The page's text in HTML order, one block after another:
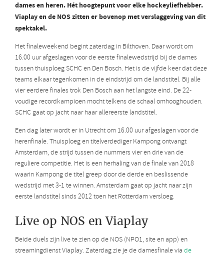
dames en heren. Hét hoogtepunt voor elke hockeyliefhebber.
Viaplay en de NOS zitten er bovenop met verslaggeving van dit
spektakel.
Het finaleweekend begint zaterdag in Bilthoven. Daar wordt om
16.00 uur afgeslagen voor de eerste finalewedstrijd bij de dames
tussen thuisploeg SCHC en Den Bosch. Het is de vijfde keer dat deze
teams elkaar tegenkomen in de eindstrijd om de landstitel. Bij alle
vier eerdere finales trok Den Bosch aan het langste eind. De 22-
voudige recordkampioen mocht telkens de schaal omhooghouden.
SCHC gaat op jacht naar haar allereerste landstitel.
Een dag later wordt er in Utrecht om 16.00 uur afgeslagen voor de
herenfinale. Thuisploeg en titelverdediger Kampong ontvangt
Amsterdam, de strijd tussen de nummers vier en drie van de
reguliere competitie. Het is een herhaling van de finale van 2018
waarin Kampong de titel greep door de derde en beslissende
wedstrijd met 3-1 te winnen. Amsterdam gaat op jacht naar zijn
eerste landstitel sinds 2012 toen het Rotterdam versloeg.
Live op NOS en Viaplay
Beide duels zijn live te zien op de NOS (NPO1, site en app) en
streamingdienst Viaplay. Zaterdag zie je de damesfinale via de